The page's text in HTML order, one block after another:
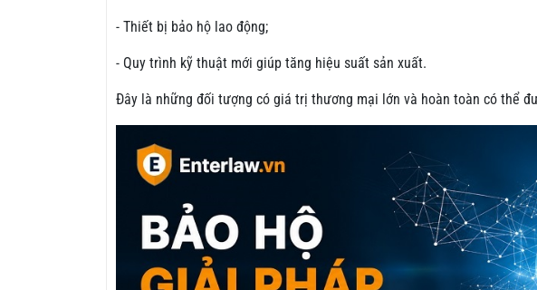
- Thiết bị bảo hộ lao động;
- Quy trình kỹ thuật mới giúp tăng hiệu suất sản xuất.
Đây là những đối tượng có giá trị thương mại lớn và hoàn toàn có thể